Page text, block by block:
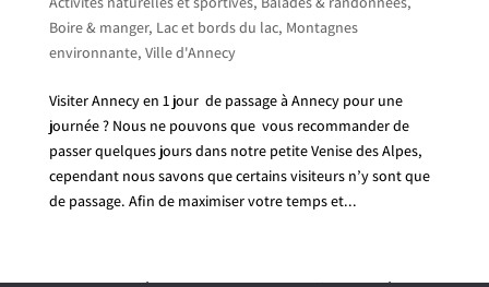
Boire & manger, Lac et bords du lac, Montagnes
environnante, Ville d'Annecy
Visiter Annecy en 1 jour de passage à Annecy pour une
journée ? Nous ne pouvons que vous recommander de
passer quelques jours dans notre petite Venise des Alpes,
cependant nous savons que certains visiteurs n’y sont que
de passage. Afin de maximiser votre temps et...